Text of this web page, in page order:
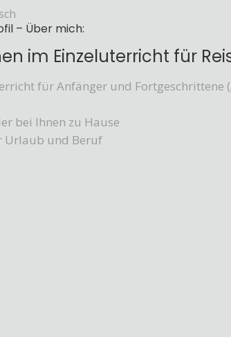
– Über mich:
im Einzeluterricht für
für Anfänger und Fortgeschrittene
bei Ihnen zu Hause
Urlaub und Beruf